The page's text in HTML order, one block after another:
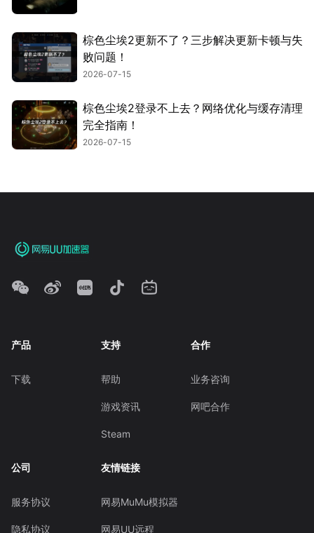
棕色尘埃2更新不了？三步解决更新卡顿与失
败问题！
2026-07-15
棕色尘埃2登录不上去？网络优化与缓存清理
完全指南！
2026-07-15
产品
下载
支持
帮助
游戏资讯
Steam
合作
业务咨询
网吧合作
公司
服务协议
隐私协议
友情链接
网易MuMu模拟器
网易UU远程